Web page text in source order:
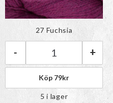
GOTS | 67 Magnolia
Färgen har lagts till i
paletten
BC Garn Bio
- +
27 Fuchsia
Köp 79kr
5 i lager